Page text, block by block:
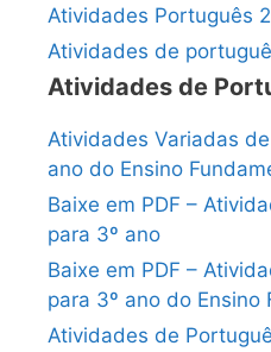
Atividades Português
Atividades de
Atividades de
Atividades Variadas
ano do Ensino
Baixe em PDF –
para 3º ano
Baixe em PDF –
para 3º ano do Ensino
Atividades de